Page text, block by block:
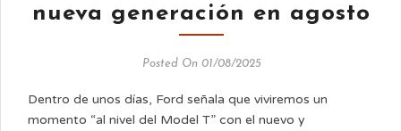
nueva generación en agosto
Posted On 01/08/2025
Dentro de unos días, Ford señala que viviremos un
momento “al nivel del Model T” con el nuevo y